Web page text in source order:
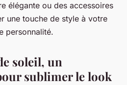
élégante ou des accessoires
une touche de style à votre
personnalité.
soleil, un
sublimer le look